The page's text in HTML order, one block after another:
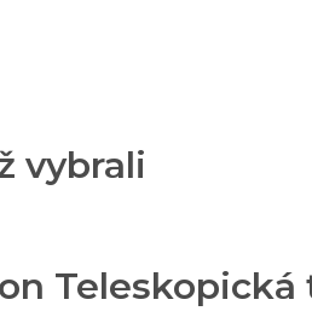
vybrali
Teleskopická